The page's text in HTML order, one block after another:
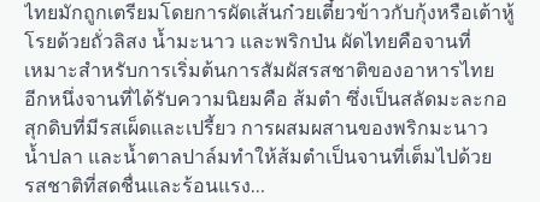
ไทยมักถูกเตรียมโดยการผัดเส้นก๋วยเตี๋ยวข้าวกับกุ้งหรือเต้าหู้
โรยด้วยถั่วลิสง น้ำมะนาว และพริกป่น ผัดไทยคือจานที่
เหมาะสำหรับการเริ่มต้นการสัมผัสรสชาติของอาหารไทย
อีกหนึ่งจานที่ได้รับความนิยมคือ ส้มตำ ซึ่งเป็นสลัดมะละกอ
สุกดิบที่มีรสเผ็ดและเปรี้ยว การผสมผสานของพริกมะนาว
น้ำปลา และน้ำตาลปาล์มทำให้ส้มตำเป็นจานที่เต็มไปด้วย
รสชาติที่สดชื่นและร้อนแรง…